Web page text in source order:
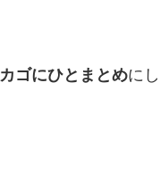
カゴにひとまとめに